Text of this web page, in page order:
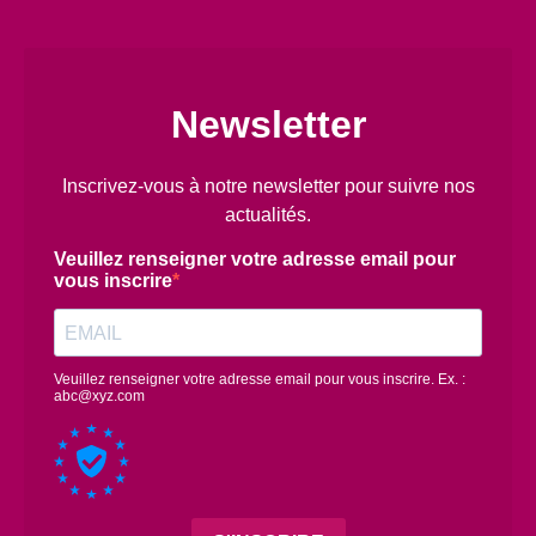
Newsletter
Inscrivez-vous à notre newsletter pour suivre nos
actualités.
Veuillez renseigner votre adresse email pour
vous inscrire
Veuillez renseigner votre adresse email pour vous inscrire. Ex. :
abc@xyz.com